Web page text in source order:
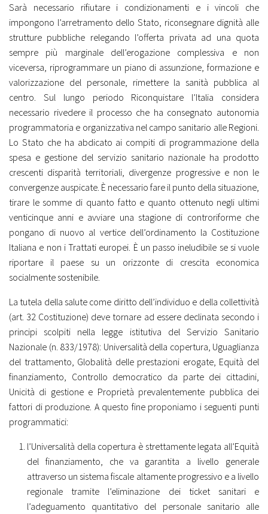
Sarà necessario rifiutare i condizionamenti e i vincoli che
impongono l’arretramento dello Stato, riconsegnare dignità alle
strutture pubbliche relegando l’offerta privata ad una quota
sempre più marginale dell’erogazione complessiva e non
viceversa, riprogrammare un piano di assunzione, formazione e
valorizzazione del personale, rimettere la sanità pubblica al
centro. Sul lungo periodo Riconquistare l’Italia considera
necessario rivedere il processo che ha consegnato autonomia
programmatoria e organizzativa nel campo sanitario alle Regioni.
Lo Stato che ha abdicato ai compiti di programmazione della
spesa e gestione del servizio sanitario nazionale ha prodotto
crescenti disparità territoriali, divergenze progressive e non le
convergenze auspicate. È necessario fare il punto della situazione,
tirare le somme di quanto fatto e quanto ottenuto negli ultimi
venticinque anni e avviare una stagione di controriforme che
pongano di nuovo al vertice dell’ordinamento la Costituzione
Italiana e non i Trattati europei. È un passo ineludibile se si vuole
riportare il paese su un orizzonte di crescita economica
socialmente sostenibile.
La tutela della salute come diritto dell’individuo e della collettività
(art. 32 Costituzione) deve tornare ad essere declinata secondo i
principi scolpiti nella legge istitutiva del Servizio Sanitario
Nazionale (n. 833/1978): Universalità della copertura, Uguaglianza
del trattamento, Globalità delle prestazioni erogate, Equità del
finanziamento, Controllo democratico da parte dei cittadini,
Unicità di gestione e Proprietà prevalentemente pubblica dei
fattori di produzione. A questo fine proponiamo i seguenti punti
programmatici:
l’Universalità della copertura è strettamente legata all’Equità
del finanziamento, che va garantita a livello generale
attraverso un sistema fiscale altamente progressivo e a livello
regionale tramite l’eliminazione dei ticket sanitari e
l’adeguamento quantitativo del personale sanitario alle